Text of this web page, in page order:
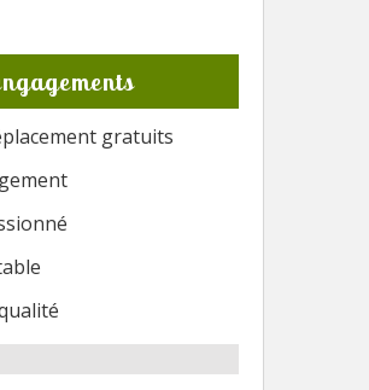
gratuits